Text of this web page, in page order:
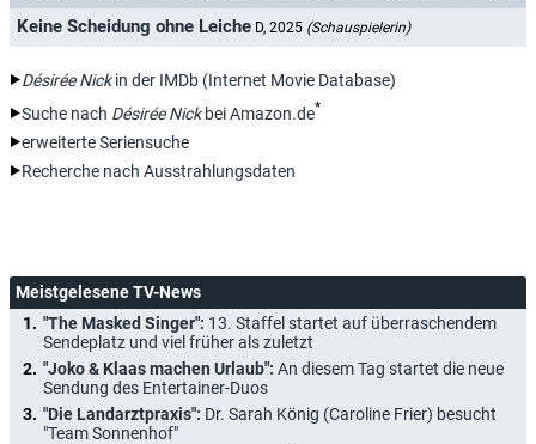
Keine Scheidung ohne Leiche D, 2025 (Schauspielerin)
Désirée Nickin der IMDb (Internet Movie Database)
Suche nach Désirée Nickbei Amazon.de*
erweiterte Seriensuche
Recherche nach Ausstrahlungsdaten
Meistgelesene TV-News
"The Masked Singer": 13. Staffel startet auf überraschendem
Sendeplatz und viel früher als zuletzt
"Joko & Klaas machen Urlaub": An diesem Tag startet die neue
Sendung des Entertainer-Duos
"Die Landarztpraxis": Dr. Sarah König (Caroline Frier) besucht
"Team Sonnenhof"